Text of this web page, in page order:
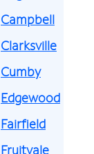
Campbell
Clarksville
Cumby
Edgewood
Fairfield
Fruitvale